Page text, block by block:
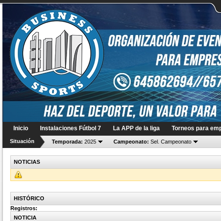
Inicio Instalaciones Fútbol 7 La APP de la liga Torneos para
Situación Temporada: 2025 Campeonato: Sel. Campeonato
NOTICIAS
HISTÓRICO
Registros:
NOTICIA